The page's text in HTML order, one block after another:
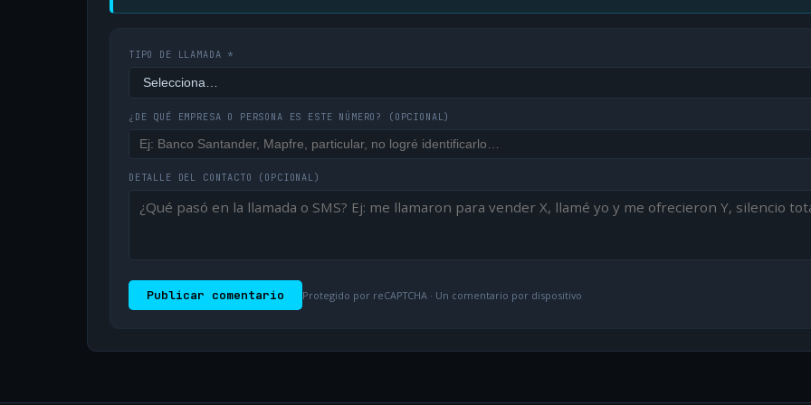
TIPO DE LLAMADA *
¿DE QUÉ EMPRESA O PERSONA ES ESTE NÚMERO? (OPCIONAL)
DETALLE DEL CONTACTO (OPCIONAL)
Publicar comentario Protegido por reCAPTCHA · Un comentario por dispositivo